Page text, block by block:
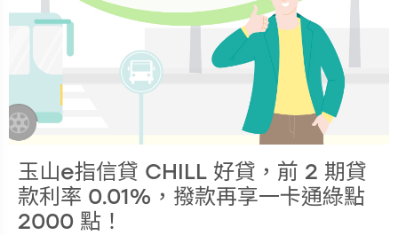
玉山e指信貸 CHILL 好貸，前 2 期貸
款利率 0.01%，撥款再享一卡通綠點
2000 點！